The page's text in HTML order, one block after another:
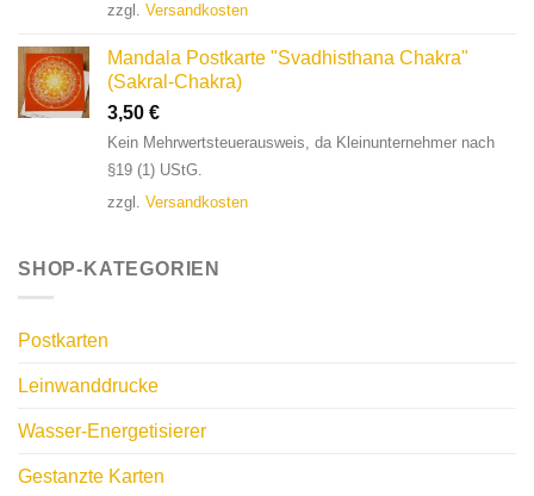
zzgl. Versandkosten
Mandala Postkarte "Svadhisthana Chakra"
(Sakral-Chakra)
3,50 €
Kein Mehrwertsteuerausweis, da Kleinunternehmer nach
§19 (1) UStG.
zzgl. Versandkosten
SHOP-KATEGORIEN
Postkarten
Leinwanddrucke
Wasser-Energetisierer
Gestanzte Karten